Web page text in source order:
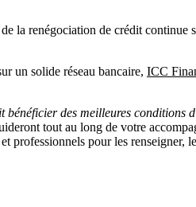
la renégociation de crédit continue
un solide réseau bancaire, ICC
des meilleures conditions
tout au long de votre
professionnels pour les renseigner,